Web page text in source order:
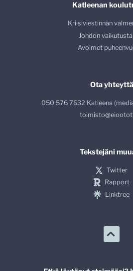
Katleenan
Kriisiviestinnän
Johdon
Avoimet
Ota yhteyttä
050 576 7632 Katleena
Tekstejäni
Twitter
Rapport
Linktree